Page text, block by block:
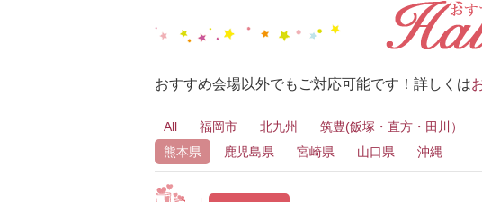
おすすめ会場以外でもご対応可能です！詳しくは
All 福岡市 北九州 筑豊(飯塚・直方・田川）
熊本県
鹿児島県 宮崎県 山口県 沖縄